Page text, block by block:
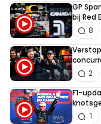
GP
bij Red
8
2
F1-
1